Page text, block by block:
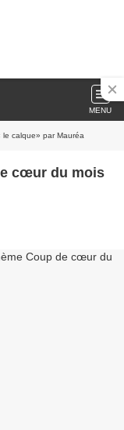
MENU
calque» par Mauréa
cœur du mois